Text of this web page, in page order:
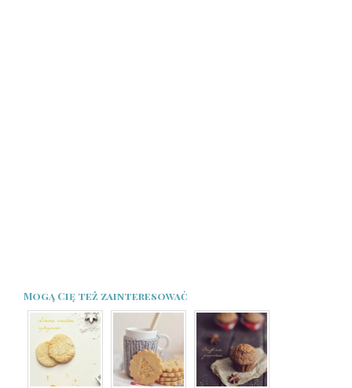
Mogą Cię też zainteresować